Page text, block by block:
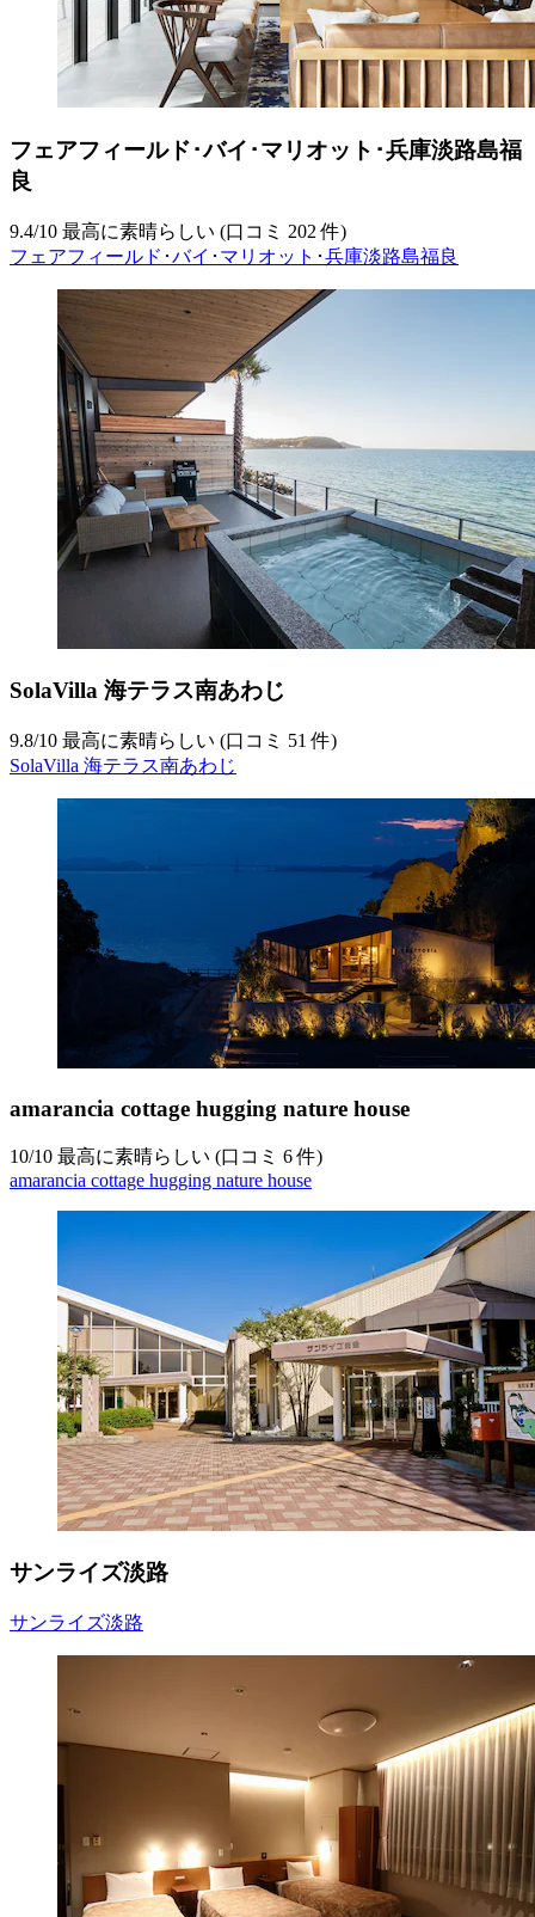
フェアフィールド･バイ･マリオット･兵庫淡路島福
良
9.4/10 最高に素晴らしい (口コミ 202 件)
フェアフィールド･バイ･マリオット･兵庫淡路島福良
SolaVilla 海テラス南あわじ
9.8/10 最高に素晴らしい (口コミ 51 件)
SolaVilla 海テラス南あわじ
amarancia cottage hugging nature house
10/10 最高に素晴らしい (口コミ 6 件)
amarancia cottage hugging nature house
サンライズ淡路
サンライズ淡路